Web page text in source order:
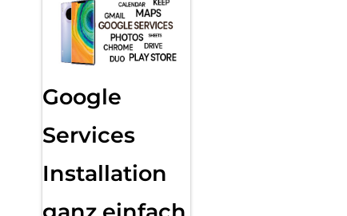
Google
Services
Installation